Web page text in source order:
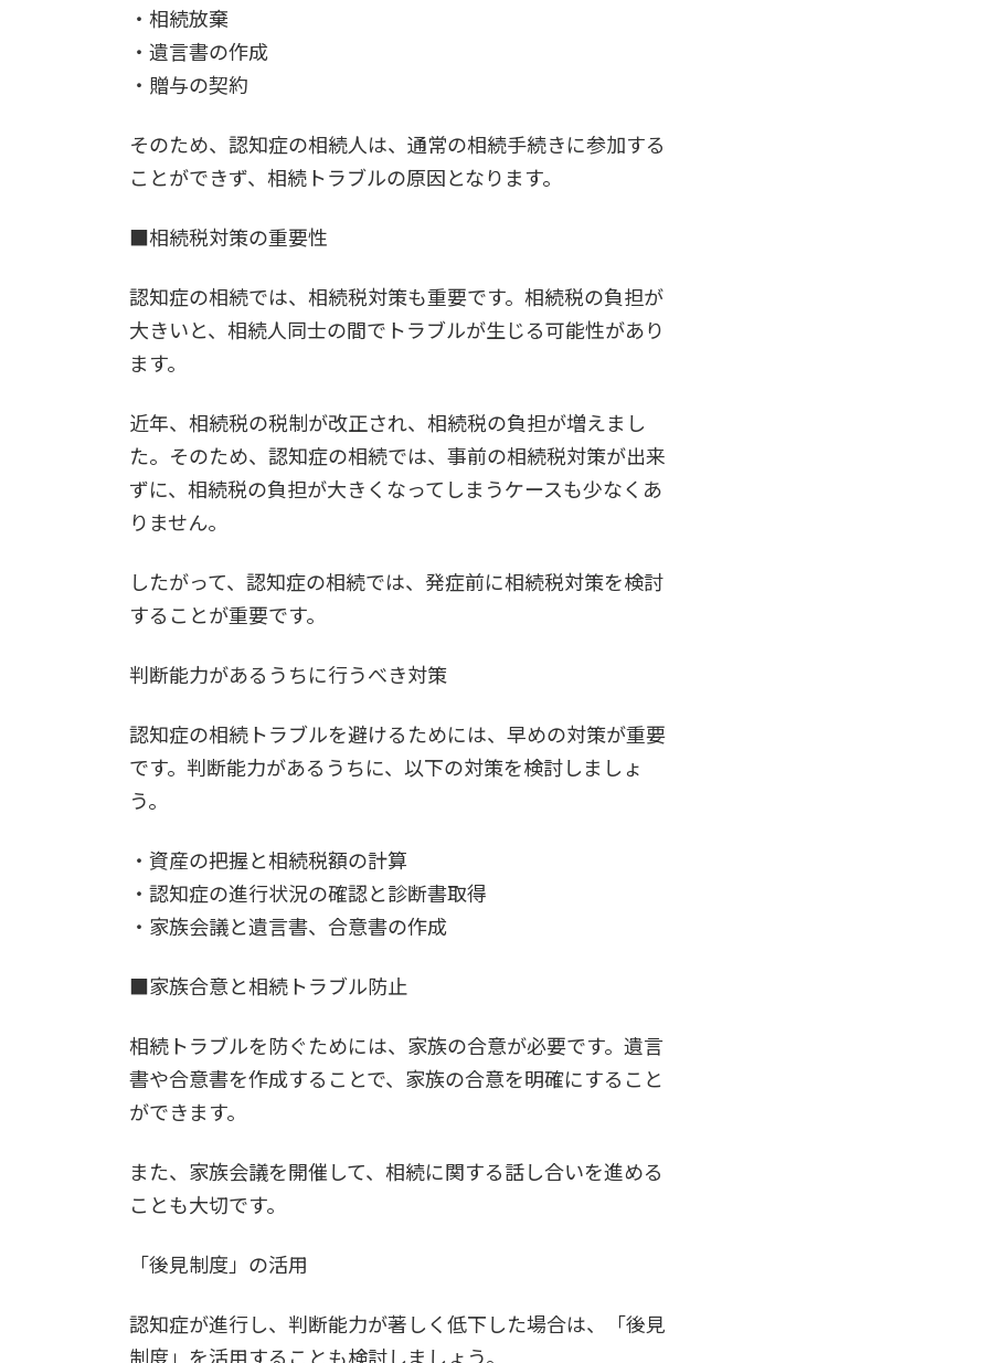
・相続放棄
・遺言書の作成
・贈与の契約
そのため、認知症の相続人は、通常の相続手続きに参加する
ことができず、相続トラブルの原因となります。
■相続税対策の重要性
認知症の相続では、相続税対策も重要です。相続税の負担が
大きいと、相続人同士の間でトラブルが生じる可能性があり
ます。
近年、相続税の税制が改正され、相続税の負担が増えまし
た。そのため、認知症の相続では、事前の相続税対策が出来
ずに、相続税の負担が大きくなってしまうケースも少なくあ
りません。
したがって、認知症の相続では、発症前に相続税対策を検討
することが重要です。
判断能力があるうちに行うべき対策
認知症の相続トラブルを避けるためには、早めの対策が重要
です。判断能力があるうちに、以下の対策を検討しましょ
う。
・資産の把握と相続税額の計算
・認知症の進行状況の確認と診断書取得
・家族会議と遺言書、合意書の作成
■家族合意と相続トラブル防止
相続トラブルを防ぐためには、家族の合意が必要です。遺言
書や合意書を作成することで、家族の合意を明確にすること
ができます。
また、家族会議を開催して、相続に関する話し合いを進める
ことも大切です。
「後見制度」の活用
認知症が進行し、判断能力が著しく低下した場合は、「後見
制度」を活用することも検討しましょう。